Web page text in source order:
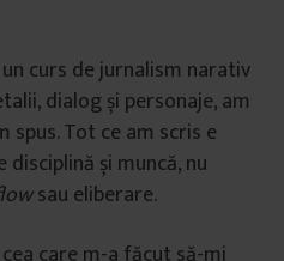
curs de jurnalism narativ
dialog și personaje, am
spus. Tot ce am scris e
și muncă, nu
sau eliberare.